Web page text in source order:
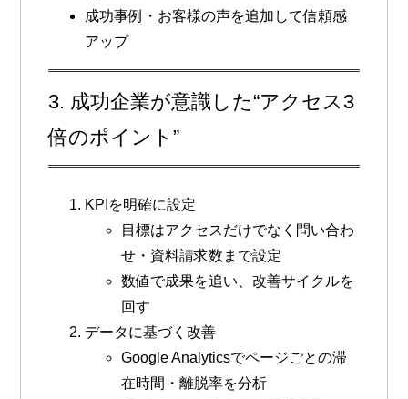
成功事例・お客様の声を追加して信頼感
アップ
3. 成功企業が意識した“アクセス3
倍のポイント”
KPIを明確に設定
目標はアクセスだけでなく問い合わ
せ・資料請求数まで設定
数値で成果を追い、改善サイクルを
回す
データに基づく改善
Google Analyticsでページごとの滞
在時間・離脱率を分析